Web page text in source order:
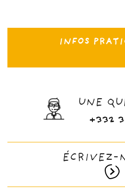
INFOS
UNE
+332
ÉCRIVEZ-